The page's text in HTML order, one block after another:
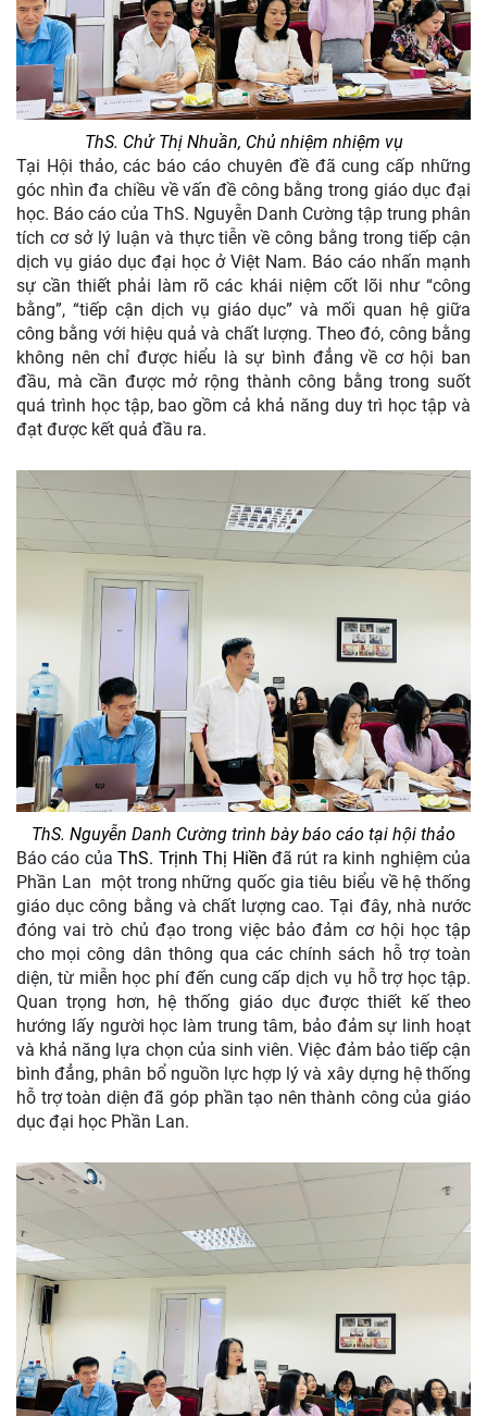
ThS. Chử Thị Nhuần, Chủ nhiệm nhiệm vụ
Tại Hội thảo, các báo cáo chuyên đề đã cung cấp những
góc nhìn đa chiều về vấn đề công bằng trong giáo dục đại
học. Báo cáo của ThS. Nguyễn Danh Cường tập trung phân
tích cơ sở lý luận và thực tiễn về công bằng trong tiếp cận
dịch vụ giáo dục đại học ở Việt Nam. Báo cáo nhấn mạnh
sự cần thiết phải làm rõ các khái niệm cốt lõi như “công
bằng”, “tiếp cận dịch vụ giáo dục” và mối quan hệ giữa
công bằng với hiệu quả và chất lượng. Theo đó, công bằng
không nên chỉ được hiểu là sự bình đẳng về cơ hội ban
đầu, mà cần được mở rộng thành công bằng trong suốt
quá trình học tập, bao gồm cả khả năng duy trì học tập và
đạt được kết quả đầu ra.
ThS. Nguyễn Danh Cường trình bày báo cáo tại hội thảo
Báo cáo củaThS. Trịnh Thị Hiền đã rút ra kinh nghiệm của
Phần Lan một trong những quốc gia tiêu biểu về hệ thống
giáo dục công bằng và chất lượng cao. Tại đây, nhà nước
đóng vai trò chủ đạo trong việc bảo đảm cơ hội học tập
cho mọi công dân thông qua các chính sách hỗ trợ toàn
diện, từ miễn học phí đến cung cấp dịch vụ hỗ trợ học tập.
Quan trọng hơn, hệ thống giáo dục được thiết kế theo
hướng lấy người học làm trung tâm, bảo đảm sự linh hoạt
và khả năng lựa chọn của sinh viên. Việc đảm bảo tiếp cận
bình đẳng, phân bổ nguồn lực hợp lý và xây dựng hệ thống
hỗ trợ toàn diện đã góp phần tạo nên thành công của giáo
dục đại học Phần Lan.